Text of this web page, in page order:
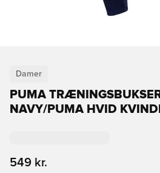
Damer
PUMA
NAVY/PUMA HVID
549 kr.